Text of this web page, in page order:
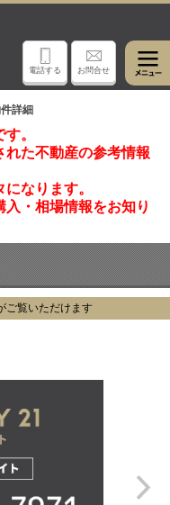
電話する お問合せ
詳細
。
た不動産の参考情報
なります。
・相場情報をお知り
ご覧いただけます